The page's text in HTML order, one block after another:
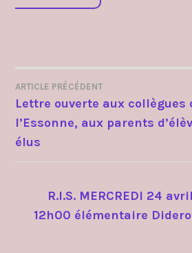
NAVIGATION
DE
ARTICLE PRÉCÉDENT
Lettre ouverte aux collègues
l’Essonne, aux parents
élus
R.I.S. MERCREDI 24
12h00 élémentaire Diderot